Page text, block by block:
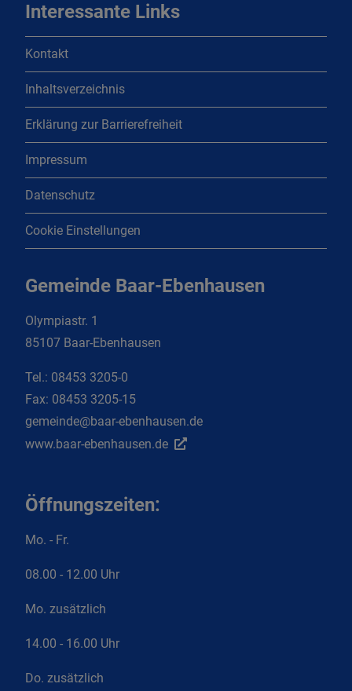
Interessante Links
Kontakt
Inhaltsverzeichnis
Erklärung zur Barrierefreiheit
Impressum
Datenschutz
Cookie Einstellungen
Gemeinde Baar-Ebenhausen
Olympiastr. 1
85107 Baar-Ebenhausen
Tel.: 08453 3205-0
Fax: 08453 3205-15
gemeinde@baar-ebenhausen.de
www.baar-ebenhausen.de
Öffnungszeiten:
Mo. - Fr.
08.00 - 12.00 Uhr
Mo. zusätzlich
14.00 - 16.00 Uhr
Do. zusätzlich